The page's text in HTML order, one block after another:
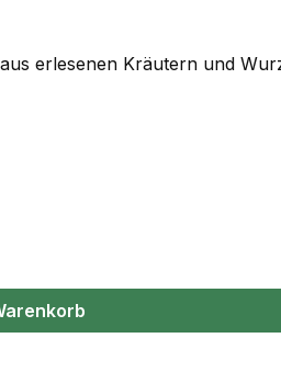
erlesenen Kräutern und